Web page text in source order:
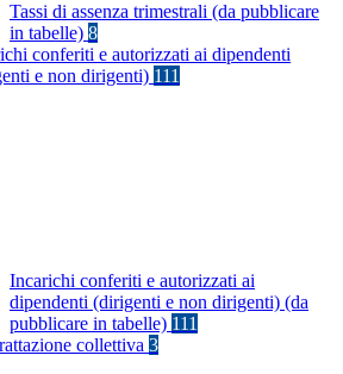
Tassi di assenza trimestrali (da pubblicare
in tabelle) 8
conferiti e autorizzati ai dipendenti
e non dirigenti) 111
Incarichi conferiti e autorizzati ai
dipendenti (dirigenti e non dirigenti) (da
pubblicare in tabelle) 111
collettiva 3